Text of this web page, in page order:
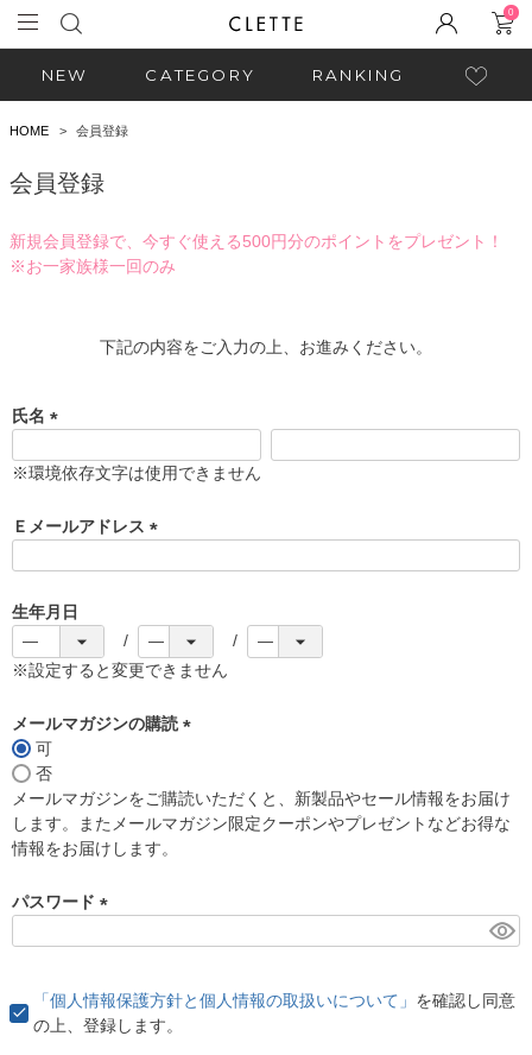
0
NEW CATEGORY RANKING
HOME 会員登録
会員登録
新規会員登録で、今すぐ使える500円分のポイントをプレゼント！
※お一家族様一回のみ
下記の内容をご入力の上、お進みください。
氏名
必
)
※環境依存文字は使用できません
Ｅメールアドレス
)
生年月日
※設定すると変更できません
メールマガジンの購読
須
)
可
否
メールマガジンをご購読いただくと、新製品やセール情報をお届け
します。またメールマガジン限定クーポンやプレゼントなどお得な
情報をお届けします。
パスワード
)
「個人情報保護方針と個人情報の取扱いについて」 を確認し同意
の上、登録します。